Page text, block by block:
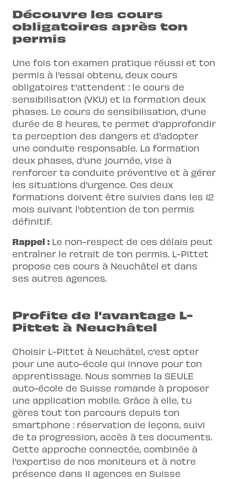
Découvre les cours
obligatoires après ton
permis
Une fois ton examen pratique réussi et ton
permis à l'essai obtenu, deux cours
obligatoires t'attendent : le cours de
sensibilisation (VKU) et la formation deux
phases. Le cours de sensibilisation, d'une
durée de 8 heures, te permet d'approfondir
ta perception des dangers et d'adopter
une conduite responsable. La formation
deux phases, d'une journée, vise à
renforcer ta conduite préventive et à gérer
les situations d'urgence. Ces deux
formations doivent être suivies dans les 12
mois suivant l'obtention de ton permis
définitif.
Rappel : Le non-respect de ces délais peut
entraîner le retrait de ton permis. L-Pittet
propose ces cours à Neuchâtel et dans
ses autres agences.
Profite de l'avantage L-
Pittet à Neuchâtel
Choisir L-Pittet à Neuchâtel, c'est opter
pour une auto-école qui innove pour ton
apprentissage. Nous sommes la SEULE
auto-école de Suisse romande à proposer
une application mobile. Grâce à elle, tu
gères tout ton parcours depuis ton
smartphone : réservation de leçons, suivi
de ta progression, accès à tes documents.
Cette approche connectée, combinée à
l'expertise de nos moniteurs et à notre
présence dans 11 agences en Suisse